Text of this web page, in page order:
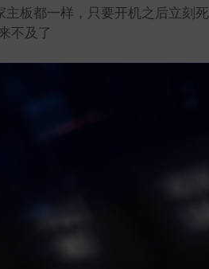
主板都一样，只要开机之后立刻
不及了